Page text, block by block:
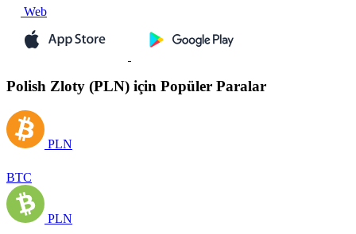
Web
Polish Zloty (PLN) için Popüler Paralar
PLN
BTC
PLN